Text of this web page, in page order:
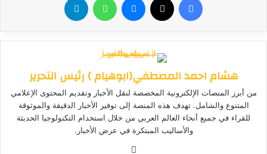
هشام احمد المصطفي(ابوهيام ) رئيس التحرير
من أبرز المنصات الإلكترونية المخصصة لنقل الأخبار وتقديم المحتوى الإعلامي
المتنوع والشامل. تهدف هذه المنصة إلى توفير الأخبار الدقيقة والموثوقة
للقراء في جميع أنحاء العالم العربي من خلال استخدام التكنولوجيا الحديثة
والأساليب المبتكرة في عرض الأخبار.